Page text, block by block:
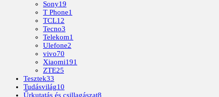
Sony19
T Phone1
TCL12
Tecno3
Telekom1
Ulefone2
vivo70
Xiaomi191
ZTE25
Tesztek33
Tudásvilág10
Űrkutatás és csillagászat8